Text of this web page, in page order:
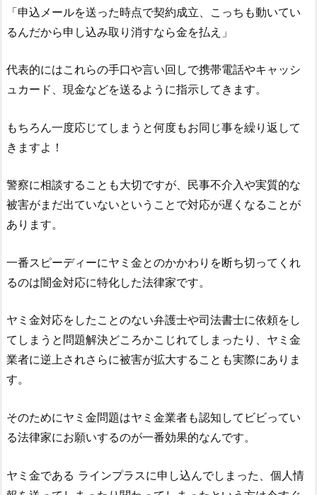
「申込メールを送った時点で契約成立、こっちも動いてい
るんだから申し込み取り消すなら金を払え」
代表的にはこれらの手口や言い回しで携帯電話やキャッシ
ュカード、現金などを送るように指示してきます。
もちろん一度応じてしまうと何度もお同じ事を繰り返して
きますよ！
警察に相談することも大切ですが、民事不介入や実質的な
被害がまだ出ていないということで対応が遅くなることが
あります。
一番スピーディーにヤミ金とのかかわりを断ち切ってくれ
るのは闇金対応に特化した法律家です。
ヤミ金対応をしたことのない弁護士や司法書士に依頼をし
てしまうと問題解決どころかこじれてしまったり、ヤミ金
業者に逆上されさらに被害が拡大することも実際にありま
す。
そのためにヤミ金問題はヤミ金業者も認知してビビってい
る法律家にお願いするのが一番効果的なんです。
ヤミ金である ラインプラスに申し込んでしまった、個人情